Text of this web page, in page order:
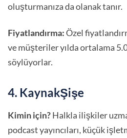
oluşturmanıza da olanak tanır.
Fiyatlandırma:Özel
ve müşteriler yılda ortalama
söylüyorlar.
4. KaynakŞişe
Kimin için?Halkla ilişkiler
podcast yayıncıları, küçük